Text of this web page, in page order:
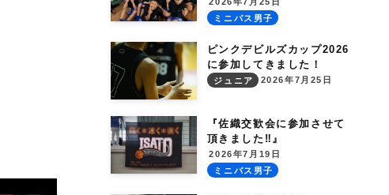
2026年7月25日
ミニバス男子
ピンクデビルズカップ2026
に参加してきました！
2026年7月25日
ジュニア
『佐織交歓会に参加させて
頂きました‼︎』
2026年7月19日
ミニバス男子